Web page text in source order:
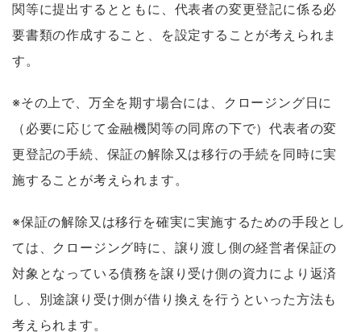
関等に提出するとともに、代表者の変更登記に係る必
要書類の作成すること、を設定することが考えられま
す。
※その上で、万全を期す場合には、クロージング日に
（必要に応じて金融機関等の同席の下で）代表者の変
更登記の手続、保証の解除又は移行の手続を同時に実
施することが考えられます。
※保証の解除又は移行を確実に実施するための手段とし
ては、クロージング時に、譲り渡し側の経営者保証の
対象となっている債務を譲り受け側の資力により返済
し、別途譲り受け側が借り換えを行うといった方法も
考えられます。